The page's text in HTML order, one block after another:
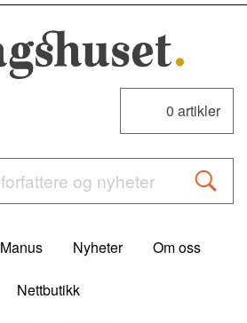
0 artikler
Manus Nyheter Om oss
Nettbutikk